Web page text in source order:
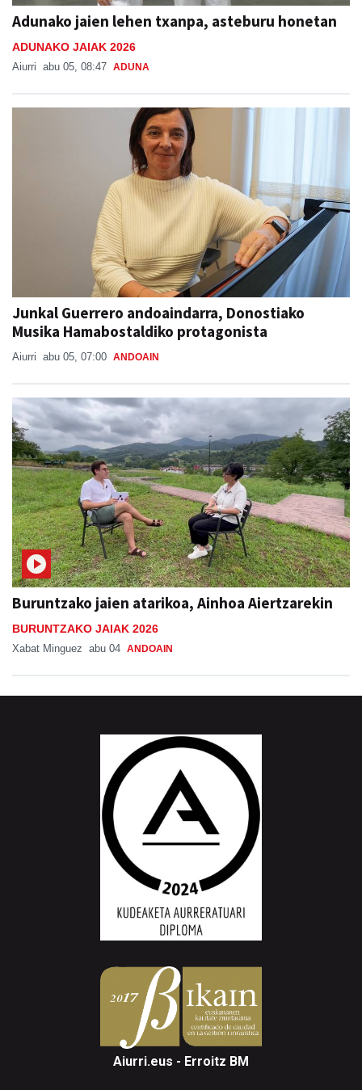
Adunako jaien lehen txanpa, asteburu honetan
ADUNAKO JAIAK 2026
Aiurri abu 05, 08:47 ADUNA
Junkal Guerrero andoaindarra, Donostiako
Musika Hamabostaldiko protagonista
Aiurri abu 05, 07:00 ANDOAIN
Buruntzako jaien atarikoa, Ainhoa Aiertzarekin
BURUNTZAKO JAIAK 2026
Xabat Minguez abu 04 ANDOAIN
Aiurri.eus - Erroitz BM